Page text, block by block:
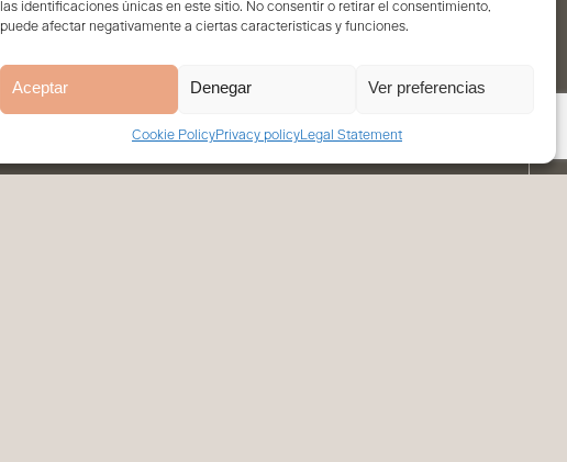
las identificaciones únicas en este sitio. No consentir o retirar el consentimiento,
puede afectar negativamente a ciertas características y funciones.
Aceptar Denegar Ver preferencias
Cookie PolicyPrivacy policyLegal Statement